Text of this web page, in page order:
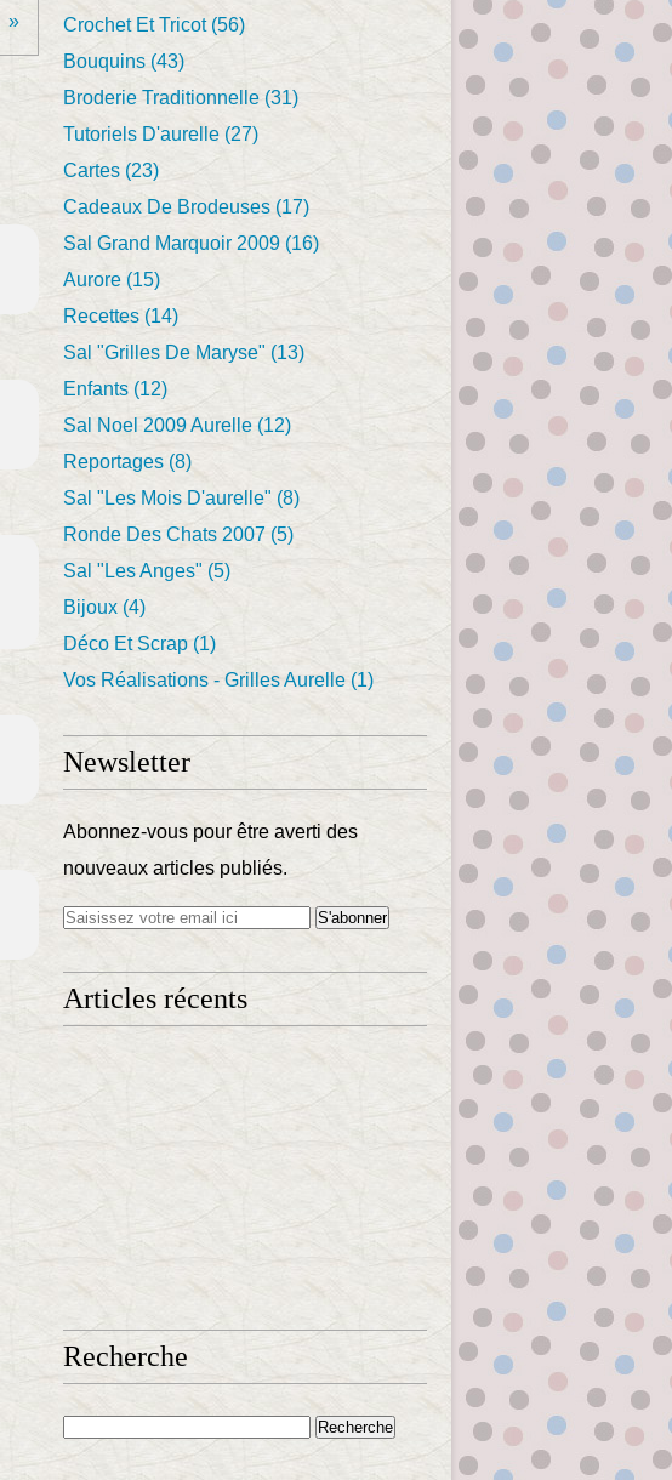
Crochet Et Tricot(56)
Bouquins (43)
Broderie Traditionnelle (31)
Tutoriels D'aurelle (27)
Cartes (23)
Cadeaux De Brodeuses (17)
Sal Grand Marquoir 2009 (16)
Aurore (15)
Recettes (14)
Sal "grilles De Maryse" (13)
Enfants (12)
Sal Noel 2009 Aurelle (12)
Reportages (8)
Sal "les Mois D'aurelle" (8)
Ronde Des Chats 2007 (5)
Sal "les Anges" (5)
Bijoux (4)
Déco Et Scrap(1)
Vos Réalisations - Grilles Aurelle (1)
Newsletter
Abonnez-vous pour être averti des
nouveaux articles publiés.
Articles récents
Recherche